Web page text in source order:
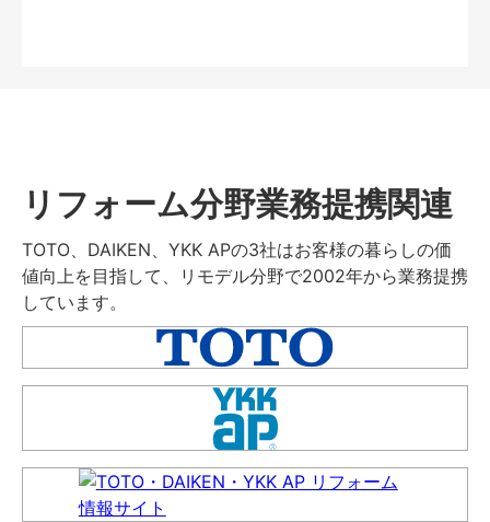
リフォーム分野業務提携関連
TOTO、DAIKEN、YKK APの3社はお客様の暮らしの価
値向上を目指して、リモデル分野で2002年から業務提携
しています。